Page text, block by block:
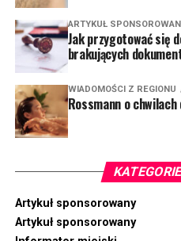
ARTYKUŁ
Jak przygotować się
brakujących
WIADOMOŚCI Z REGIONU
Rossmann o
Artykuł sponsorowany
Artykuł sponsorowany